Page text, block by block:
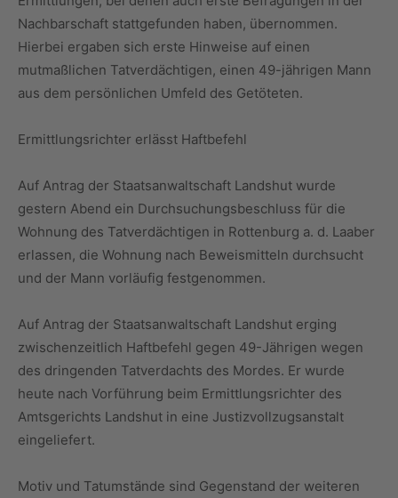
Nachbarschaft stattgefunden haben, übernommen.
Hierbei ergaben sich erste Hinweise auf einen
mutmaßlichen Tatverdächtigen, einen 49-jährigen Mann
aus dem persönlichen Umfeld des Getöteten.
Ermittlungsrichter erlässt Haftbefehl
Auf Antrag der Staatsanwaltschaft Landshut wurde
gestern Abend ein Durchsuchungsbeschluss für die
Wohnung des Tatverdächtigen in Rottenburg a. d. Laaber
erlassen, die Wohnung nach Beweismitteln durchsucht
und der Mann vorläufig festgenommen.
Auf Antrag der Staatsanwaltschaft Landshut erging
zwischenzeitlich Haftbefehl gegen 49-Jährigen wegen
des dringenden Tatverdachts des Mordes. Er wurde
heute nach Vorführung beim Ermittlungsrichter des
Amtsgerichts Landshut in eine Justizvollzugsanstalt
eingeliefert.
Motiv und Tatumstände sind Gegenstand der weiteren